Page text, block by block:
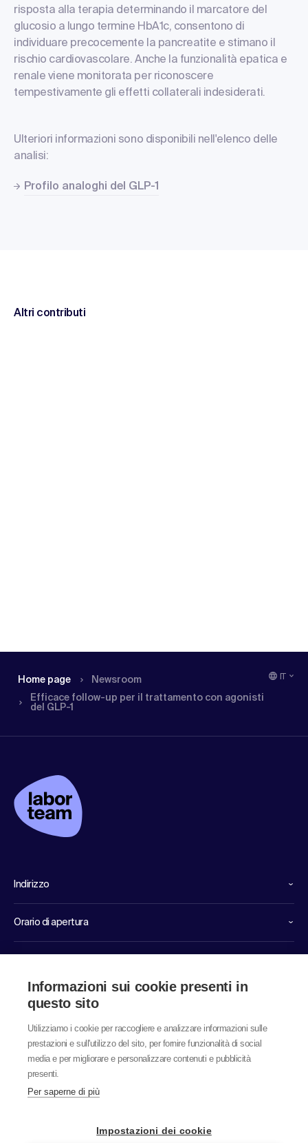
risposta alla terapia determinando il marcatore del
glucosio a lungo termine HbA1c, consentono di
individuare precocemente la pancreatite e stimano il
rischio cardiovascolare. Anche la funzionalità epatica e
renale viene monitorata per riconoscere
tempestivamente gli effetti collaterali indesiderati.
Ulteriori informazioni sono disponibili nell'elenco delle
analisi:
Profilo analoghi del GLP-1
Altri contributi
Home page
Newsroom
Efficace follow-up per il trattamento con agonisti
del GLP-1
Indirizzo
Orario di apertura
Informazioni sui cookie presenti in
questo sito
Utilizziamo i cookie per raccogliere e analizzare informazioni sulle
prestazioni e sull'utilizzo del sito, per fornire funzionalità di social
media e per migliorare e personalizzare contenuti e pubblicità
presenti.
Per saperne di più
Impostazioni dei cookie